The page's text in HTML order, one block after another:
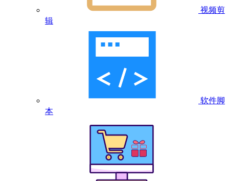
视频剪
辑
软件脚
本